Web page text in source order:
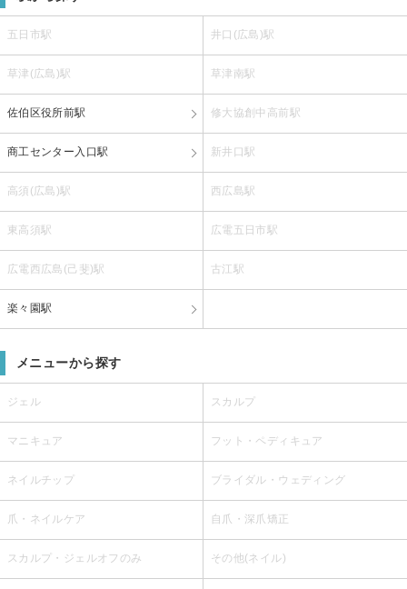
五日市駅 井口(広島)駅
草津(広島)駅 草津南駅
佐伯区役所前駅 修大協創中高前駅
商工センター入口駅 新井口駅
高須(広島)駅 西広島駅
東高須駅 広電五日市駅
広電西広島(己斐)駅 古江駅
楽々園駅
メニューから探す
ジェル スカルプ
マニキュア フット・ペディキュア
ネイルチップ ブライダル・ウェディング
爪・ネイルケア 自爪・深爪矯正
スカルプ・ジェルオフのみ その他(ネイル)